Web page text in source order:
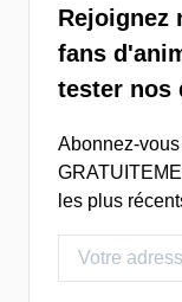
Rejoignez
fans
tester nos
Abonnez-
les plus